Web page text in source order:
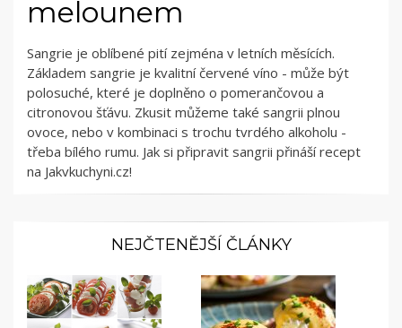
melounem
Sangrie je oblíbené pití zejména v letních měsících.
Základem sangrie je kvalitní červené víno - může být
polosuché, které je doplněno o pomerančovou a
citronovou šťávu. Zkusit můžeme také sangrii plnou
ovoce, nebo v kombinaci s trochu tvrdého alkoholu -
třeba bílého rumu. Jak si připravit sangrii přináší recept
na Jakvkuchyni.cz!
NEJČTENĚJŠÍ ČLÁNKY